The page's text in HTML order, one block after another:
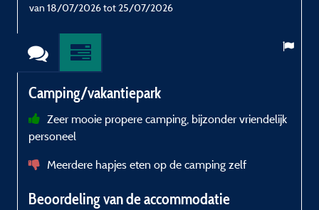
van 18/07/2026 tot 25/07/2026
Camping/vakantiepark
Zeer mooie propere camping, bijzonder vriendelijk
personeel
Meerdere hapjes eten op de camping zelf
Beoordeling van de accommodatie